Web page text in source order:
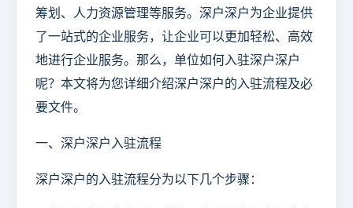
筹划、人力资源管理等服务。深户深户为企业提供
了一站式的企业服务，让企业可以更加轻松、高效
地进行企业服务。那么，单位如何入驻深户深户
呢？本文将为您详细介绍深户深户的入驻流程及必
要文件。
一、深户深户入驻流程
深户深户的入驻流程分为以下几个步骤：